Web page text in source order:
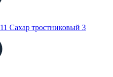
11 Сахар тростниковый 3